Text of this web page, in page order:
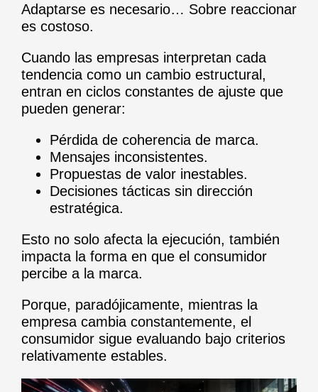
Adaptarse es necesario… Sobre reaccionar
es costoso.
Cuando las empresas interpretan cada
tendencia como un cambio estructural,
entran en ciclos constantes de ajuste que
pueden generar:
Pérdida de coherencia de marca.
Mensajes inconsistentes.
Propuestas de valor inestables.
Decisiones tácticas sin dirección
estratégica.
Esto no solo afecta la ejecución, también
impacta la forma en que el consumidor
percibe a la marca.
Porque, paradójicamente, mientras la
empresa cambia constantemente, el
consumidor sigue evaluando bajo criterios
relativamente estables.